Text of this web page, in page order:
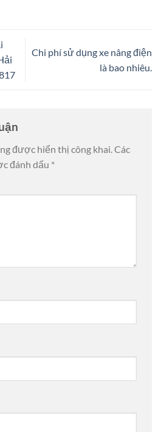
Chi phí sử dụng xe nâng điện
là bao nhiêu.
được hiển thị công khai.Các
đánh dấu *